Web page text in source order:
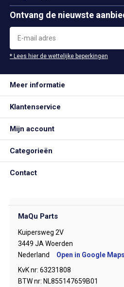
Ontvang de nieuwste
* Lees hier de wettelijke beperkingen
Meer informatie
Klantenservice
Mijn account
Categorieën
Contact
MaQu Parts
Kuipersweg 2V
3449 JA Woerden
Nederland
Open in Google Maps
KvK nr: 63231808
BTW nr: NL855147659B01